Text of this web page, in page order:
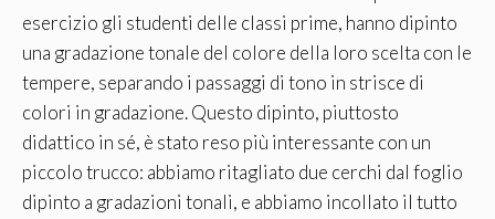
esercizio gli studenti delle classi prime, hanno dipinto
una gradazione tonale del colore della loro scelta con le
tempere, separando i passaggi di tono in strisce di
colori in gradazione. Questo dipinto, piuttosto
didattico in sé, è stato reso più interessante con un
piccolo trucco: abbiamo ritagliato due cerchi dal foglio
dipinto a gradazioni tonali, e abbiamo incollato il tutto